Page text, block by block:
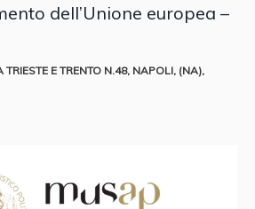
dell’Unione europea –
TRIESTE E TRENTO N.48, NAPOLI, (NA),